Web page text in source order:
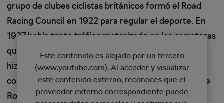
grupo de clubes ciclistas británicos formó el Road
Racing Council en 1922 para regular el deporte. En
1937 había tanto tráfico motorizado en las carreteras
que la organización de eventos de 100 ciclistas se
hizo cada vez más difícil y peligrosa. Por lo tanto, el
consejo cambió su estrategia, y su nombre por el de
Road Time Trials Council (RTTC).
Este contenido es alojado por un tercero
(www.youtube.com). Al acceder y visualizar
este contenido externo, reconoces que el
proveedor externo correspondiente puede